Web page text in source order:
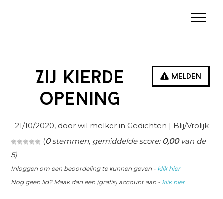
Melden
Zij kierde
opening
21/10/2020, door wil melker in Gedichten | Blij/Vrolijk
(0stemmen, gemiddelde score:0,00van de
5)
Inloggen om een beoordeling te kunnen geven - klik hier
Nog geen lid? Maak dan een (gratis) account aan - klik hier